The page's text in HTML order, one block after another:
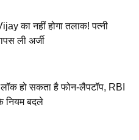
का नहीं होगा तलाक! पत्नी
ली अर्जी
हो सकता है फोन-लैपटॉप, RBI
नियम बदले